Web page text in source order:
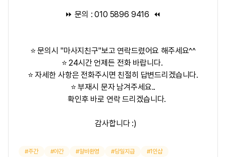
⏩ 문의 :010 5896 9416 ⏪
⭐ 문의시 "마사지친구"보고 연락드렸어요 해주세요^^
⭐ 24시간 언제든 전화 바랍니다.
⭐ 자세한 사항은 전화주시면 친절히 답변드리겠습니다.
⭐ 부재시 문자 남겨주세요..
확인후 바로 연락 드리겠습니다.
감사합니다 :)
주간 야간 알바환영 당일지급 1인샵